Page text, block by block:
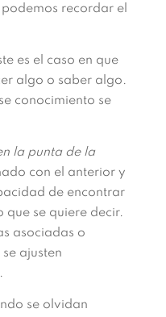
recordar el
es el caso en que
algo o saber algo.
conocimiento se
la punta de la
con el anterior y
de encontrar
que se quiere decir.
asociadas o
ajusten
se olvidan